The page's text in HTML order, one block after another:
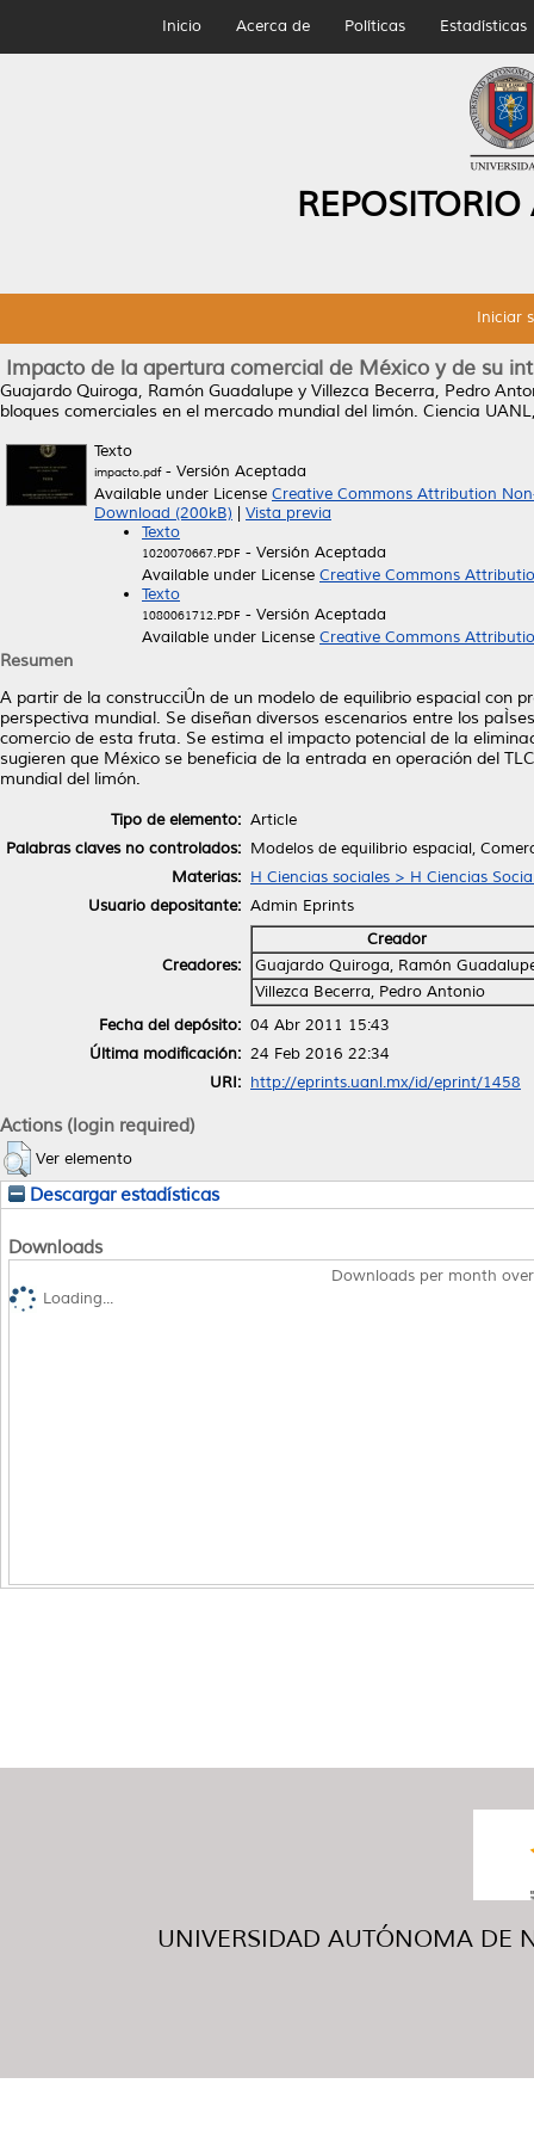
Inicio Acerca de Políticas Estadísticas
Iniciar
Impacto de la apertura comercial de México y de su
Guajardo Quiroga, Ramón Guadalupe y Villezca Becerra, Pedro
bloques comerciales en el mercado mundial del limón. Ciencia
Texto
impacto.pdf- Versión Aceptada
Available under License Creative Commons Attribution
Download (200kB)
Vista previa
Texto
1020070667.PDF - Versión Aceptada
Available under License Creative Commons
Texto
1080061712.PDF - Versión Aceptada
Available under License Creative Commons
Resumen
A partir de la construcciÛn de un modelo de equilibrio espacial con
perspectiva mundial. Se diseñan diversos escenarios entre los
comercio de esta fruta. Se estima el impacto potencial de la
sugieren que México se beneficia de la entrada en operación del
mundial del limón.
Tipo de elemento: Article
Palabras claves no controlados: Modelos de equilibrio espacial,
Materias: H Ciencias sociales > H Ciencias
Usuario depositante: Admin Eprints
Creadores:
Creador
Guajardo Quiroga, Ramón
Villezca Becerra, Pedro Antonio
Fecha del depósito: 04 Abr 2011 15:43
Última modificación: 24 Feb 2016 22:34
URI: http://eprints.uanl.mx/id/eprint/1458
Actions (login required)
Ver elemento
Descargar estadísticas
Downloads
Downloads per month
Loading...
UNIVERSIDAD AUTÓNOMA DE